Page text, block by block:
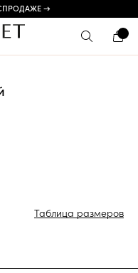
→
Таблица размеров